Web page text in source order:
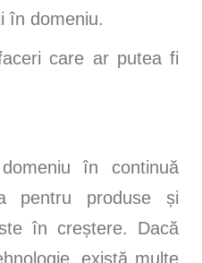
în domeniu.
care ar putea fi
în continuă
pentru produse și
în creștere. Dacă
există multe